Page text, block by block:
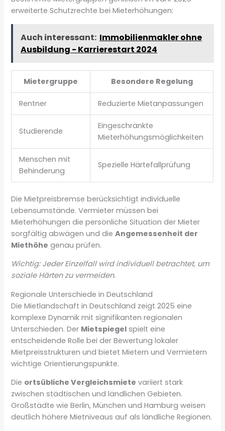
erweiterte Schutzrechte bei Mieterhöhungen:
Auch interessant: Immobilienmakler ohne
Ausbildung - Karrierestart 2024
Mietergruppe Besondere Regelung
Rentner Reduzierte Mietanpassungen
Studierende
Eingeschränkte
Mieterhöhungsmöglichkeiten
Menschen mit
Behinderung
Spezielle Härtefallprüfung
Die Mietpreisbremse berücksichtigt individuelle
Lebensumstände. Vermieter müssen bei
Mieterhöhungen die persönliche Situation der Mieter
sorgfältig abwägen und dieAngemessenheit der
Miethöhe genau prüfen.
Wichtig: Jeder Einzelfall wird individuell betrachtet, um
soziale Härten zu vermeiden.
Regionale Unterschiede in Deutschland
Die Mietlandschaft in Deutschland zeigt 2025 eine
komplexe Dynamik mit signifikanten regionalen
Unterschieden. Der Mietspiegel spielt eine
entscheidende Rolle bei der Bewertung lokaler
Mietpreisstrukturen und bietet Mietern und Vermietern
wichtige Orientierungspunkte.
Die ortsübliche Vergleichsmiete variiert stark
zwischen städtischen und ländlichen Gebieten.
Großstädte wie Berlin, München und Hamburg weisen
deutlich höhere Mietniveaus auf als ländliche Regionen.